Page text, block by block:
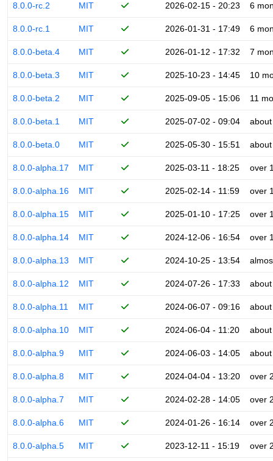
8.0.0-rc.2 MIT 2026-02-15 - 20:23 6
8.0.0-rc.1 MIT 2026-01-31 - 17:49 6
8.0.0-beta.4 MIT 2026-01-12 - 17:32 7
8.0.0-beta.3 MIT 2025-10-23 - 14:45 10
8.0.0-beta.2 MIT 2025-09-05 - 15:06 11
8.0.0-beta.1 MIT 2025-07-02 - 09:04
8.0.0-beta.0 MIT 2025-05-30 - 15:51
8.0.0-alpha.17 MIT 2025-03-11 - 18:25 over
8.0.0-alpha.16 MIT 2025-02-14 - 11:59 over
8.0.0-alpha.15 MIT 2025-01-10 - 17:25 over
8.0.0-alpha.14 MIT 2024-12-06 - 16:54 over
8.0.0-alpha.13 MIT 2024-10-25 - 13:54
8.0.0-alpha.12 MIT 2024-07-26 - 17:33
8.0.0-alpha.11 MIT 2024-06-07 - 09:16
8.0.0-alpha.10 MIT 2024-06-04 - 11:20
8.0.0-alpha.9 MIT 2024-06-03 - 14:05
8.0.0-alpha.8 MIT 2024-04-04 - 13:20 over
8.0.0-alpha.7 MIT 2024-02-28 - 14:05 over
8.0.0-alpha.6 MIT 2024-01-26 - 16:14 over
8.0.0-alpha.5 MIT 2023-12-11 - 15:19 over